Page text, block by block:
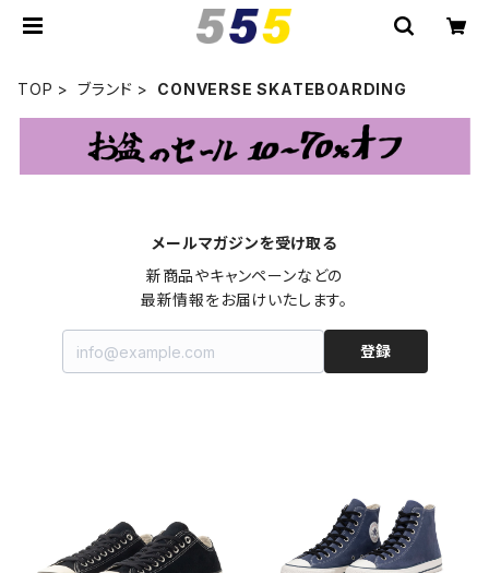
TOP ブランド CONVERSE SKATEBOARDING
メールマガジンを受け取る
新商品やキャンペーンなどの
最新情報をお届けいたします。
登録